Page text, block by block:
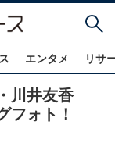
エンタメ リサ
川井友香
フォト！